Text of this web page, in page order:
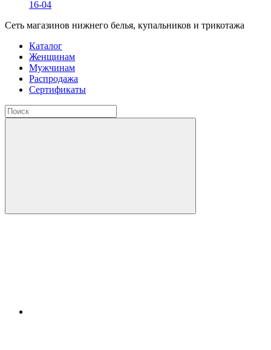
16-04
Сеть магазинов нижнего белья, купальников и трикотажа
Каталог
Женщинам
Мужчинам
Распродажа
Сертификаты